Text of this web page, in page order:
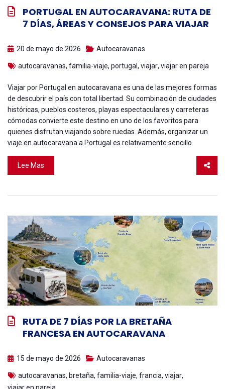
PORTUGAL EN AUTOCARAVANA: RUTA DE
7 DÍAS, ÁREAS Y CONSEJOS PARA VIAJAR
20 de mayo de 2026 Autocaravanas
autocaravanas, familia-viaje, portugal , viajar, viajar en pareja
Viajar por Portugal en autocaravana es una de las mejores formas
de descubrir el país con total libertad. Su combinación de ciudades
históricas, pueblos costeros, playas espectaculares y carreteras
cómodas convierte este destino en uno de los favoritos para
quienes disfrutan viajando sobre ruedas. Además, organizar un
viaje en autocaravana a Portugal es relativamente sencillo.
Lee Mas
RUTA DE 7 DÍAS POR LA BRETAÑA
FRANCESA EN AUTOCARAVANA
15 de mayo de 2026 Autocaravanas
autocaravanas, bretaña, familia-viaje, francia, viajar,
viajar en pareja